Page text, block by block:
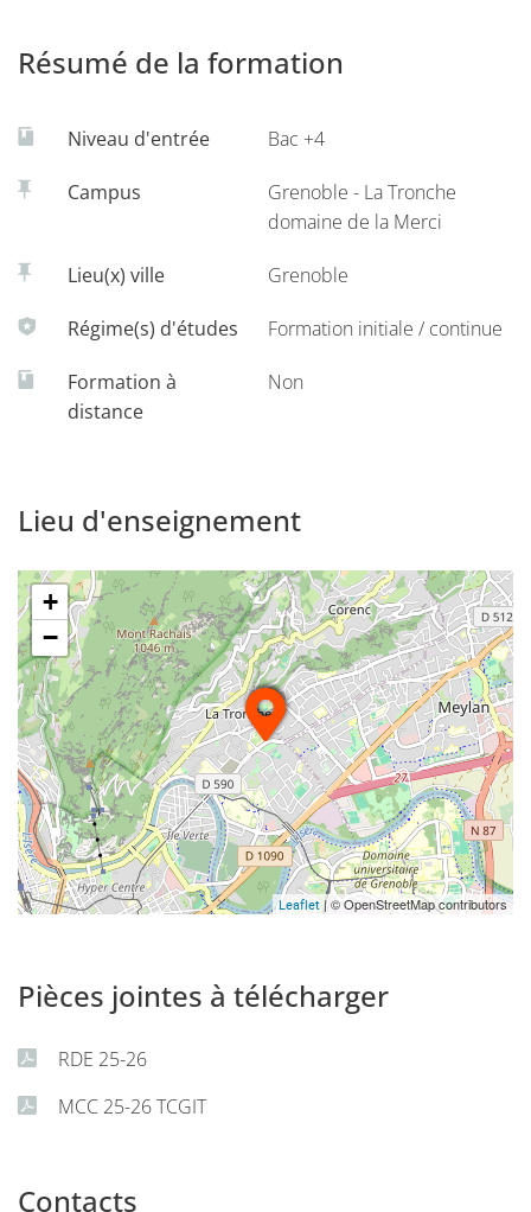
Résumé de la formation
Niveau d'entrée Bac +4
Campus
Grenoble - La Tronche
domaine de la Merci
Lieu(x) ville Grenoble
Régime(s) d'études Formation initiale / continue
Formation à
distance
Non
Lieu d'enseignement
+
−
Leaflet | © OpenStreetMap contributors
Pièces jointes à télécharger
RDE 25-26
MCC 25-26 TCGIT
Contacts